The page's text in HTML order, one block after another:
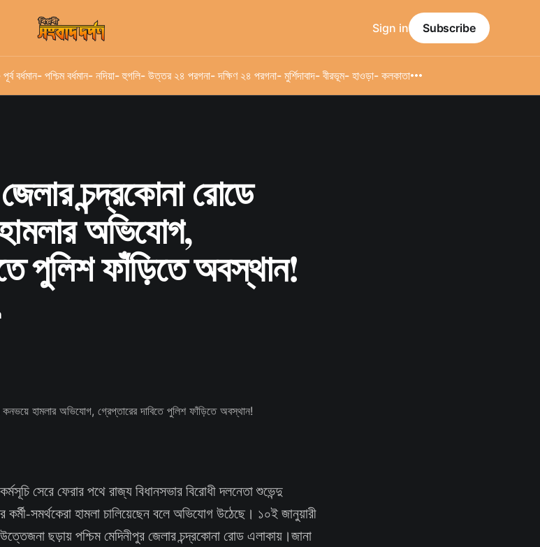
বর্ধমান- পশ্চিম বর্ধমান- নদিয়া- হুগলি- উত্তর ২৪ পরগনা- দক্ষিণ ২৪ পরগনা- মুর্শিদাবাদ- বীরভূম- হাওড়া- কলকাতা
Sign in Subscribe
চন্দ্রকোনা রোডে
অভিযোগ,
পুলিশ ফাঁড়িতে অবস্থান!
সেরে ফেরার পথে রাজ্য বিধানসভার বিরোধী দলনেতা শুভেন্দু
সমর্থকেরা হামলা চালিয়েছেন বলে অভিযোগ উঠেছে। ১০ই জানুয়ারী
ছড়ায় পশ্চিম মেদিনীপুর জেলার চন্দ্রকোনা রোড এলাকায়।জানা